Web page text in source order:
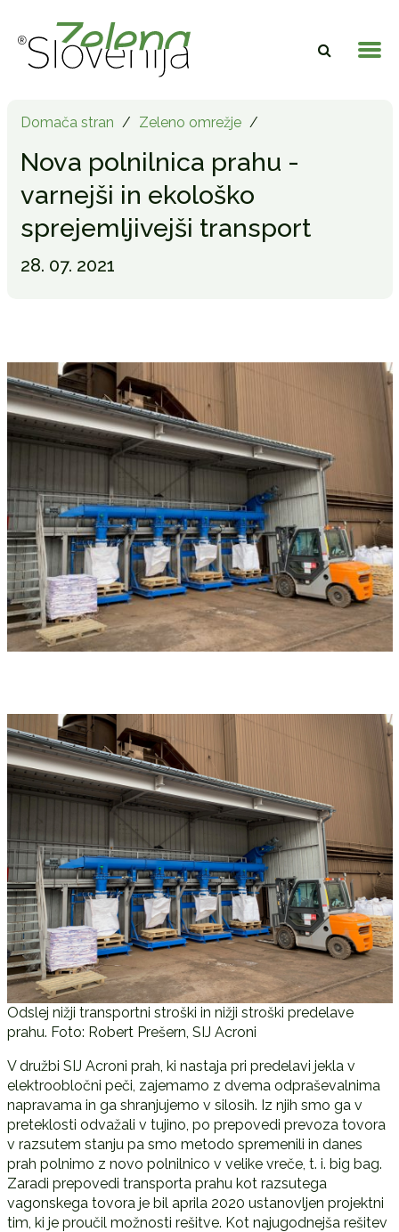
Domača stran / Zeleno omrežje /
Nova polnilnica prahu -
varnejši in ekološko
sprejemljivejši transport
28. 07. 2021
Odslej nižji transportni stroški in nižji stroški predelave
prahu. Foto: Robert Prešern, SIJ Acroni
V družbi SIJ Acroni prah, ki nastaja pri predelavi jekla v
elektroobločni peči, zajemamo z dvema odpraševalnima
napravama in ga shranjujemo v silosih. Iz njih smo ga v
preteklosti odvažali v tujino, po prepovedi prevoza tovora
v razsutem stanju pa smo metodo spremenili in danes
prah polnimo z novo polnilnico v velike vreče, t. i. big bag.
Zaradi prepovedi transporta prahu kot razsutega
vagonskega tovora je bil aprila 2020 ustanovljen projektni
tim, ki je proučil možnosti rešitve. Kot najugodnejša rešitev